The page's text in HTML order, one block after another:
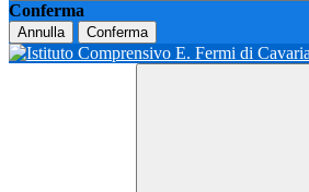
Conferma
Annulla Conferma